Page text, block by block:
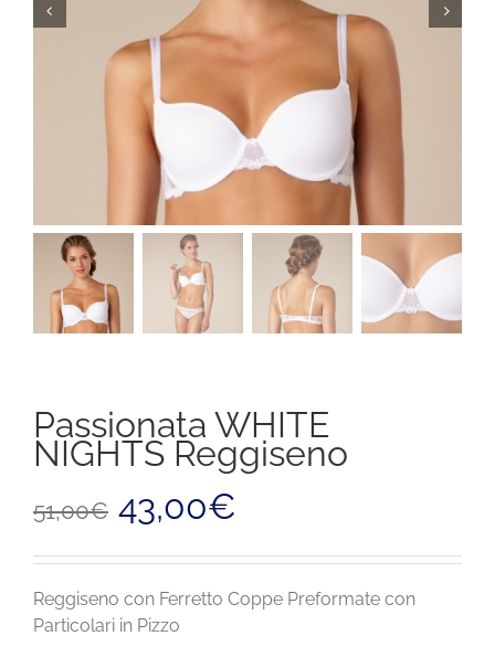
Passionata WHITE
NIGHTS Reggiseno
51,00€ prezzo
era:
51,00€.
43,00€
è:
43,00€.
Reggiseno con Ferretto Coppe Preformate con
Particolari in Pizzo